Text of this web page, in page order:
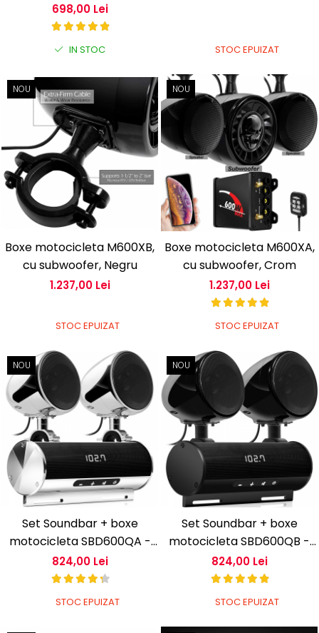
698,00 Lei
IN STOC STOC EPUIZAT
NOU
Boxe motocicleta M600XB,
cu subwoofer, Negru
1.237,00 Lei
STOC EPUIZAT
NOU
Boxe motocicleta M600XA,
cu subwoofer, Crom
1.237,00 Lei
STOC EPUIZAT
NOU
Set Soundbar + boxe
motocicleta SBD600QA -
Crom
824,00 Lei
STOC EPUIZAT
NOU
Set Soundbar + boxe
motocicleta SBD600QB -
Negru
824,00 Lei
STOC EPUIZAT